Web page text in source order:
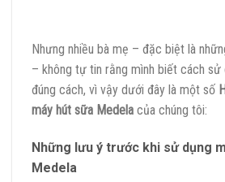
Nhưng nhiều bà mẹ – đặc biệt là
– không tự tin rằng mình biết cách sử
đúng cách, vì vậy dưới đây là một số
máy hút sữa Medela của chúng tôi:
Những lưu ý trước khi sử dụng
Medela